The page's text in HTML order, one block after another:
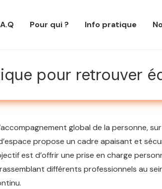
Pour qui ? Info pratique
pour retrouver
global de la personne,
propose un cadre apaisant et
est d’offrir une prise en charge
différents professionnels au